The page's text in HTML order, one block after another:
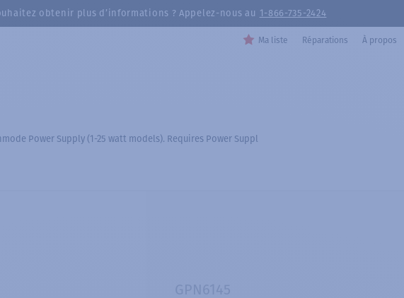
obtenir plus d’informations ? Appelez-nous au 1-866-735-2424
Ma liste Réparations À propos
Power Supply (1-25 watt models). Requires Power Suppl